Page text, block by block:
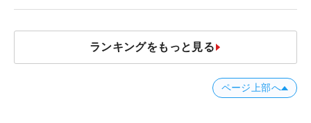
ランキングをもっと見る
ページ上部へ